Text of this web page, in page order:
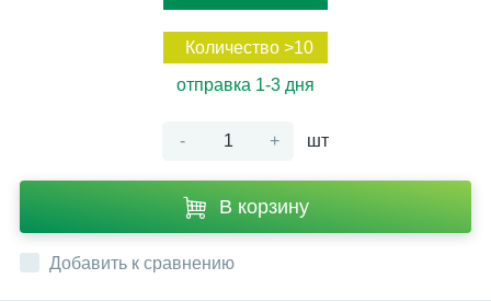
Количество >10
отправка 1-3 дня
- + шт
В корзину
Добавить к сравнению